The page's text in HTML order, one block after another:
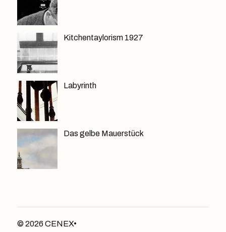
Kitchentaylorism 1927
Labyrinth
Das gelbe Mauerstück
© 2026 CENEX•